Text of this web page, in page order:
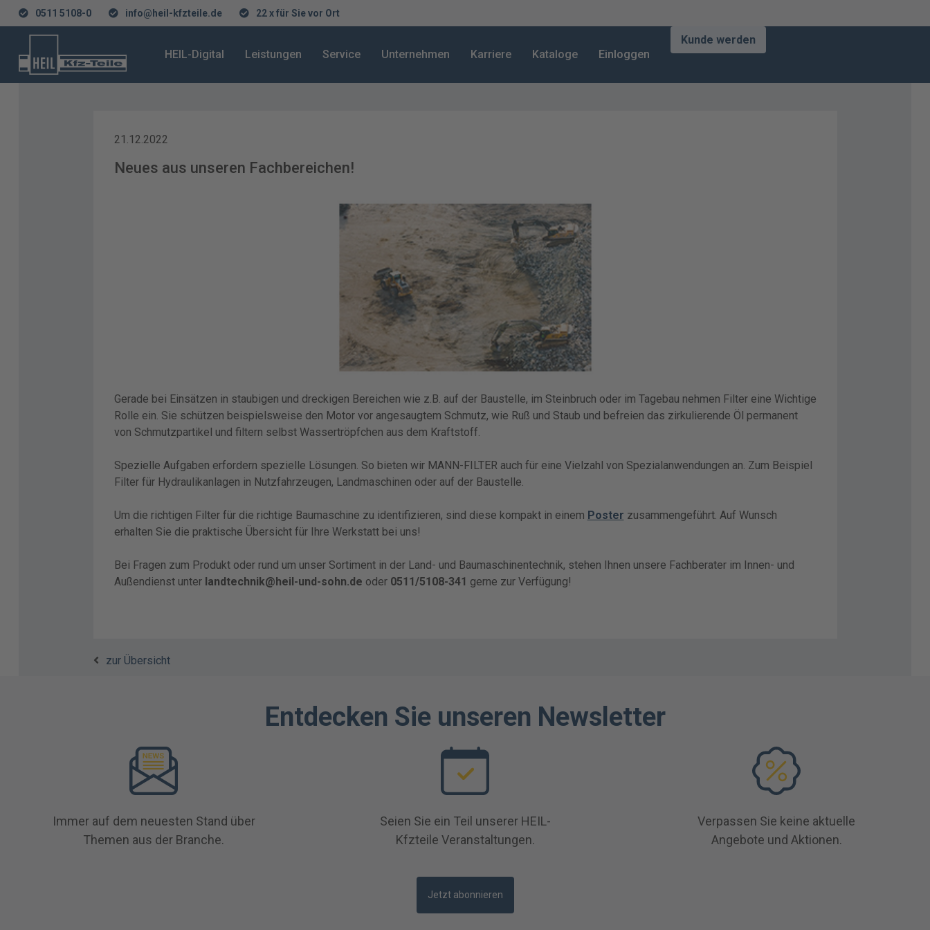
0511 5108-0 info@heil-kfzteile.de 22 x für Sie vor Ort
HEIL-Digital Leistungen Service Unternehmen Karriere Kataloge Einloggen
Kunde werden
21.12.2022
Neues aus unseren Fachbereichen!
Gerade bei Einsätzen in staubigen und dreckigen Bereichen wie z.B. auf der Baustelle, im Steinbruch oder im Tagebau nehmen Filter eine Wichtige
Rolle ein. Sie schützen beispielsweise den Motor vor angesaugtem Schmutz, wie Ruß und Staub und befreien das zirkulierende Öl permanent
von Schmutzpartikel und filtern selbst Wassertröpfchen aus dem Kraftstoff.
Spezielle Aufgaben erfordern spezielle Lösungen. So bieten wir MANN-FILTER auch für eine Vielzahl von Spezialanwendungen an. Zum Beispiel
Filter für Hydraulikanlagen in Nutzfahrzeugen, Landmaschinen oder auf der Baustelle.
Um die richtigen Filter für die richtige Baumaschine zu identifizieren, sind diese kompakt in einem Poster zusammengeführt. Auf Wunsch
erhalten Sie die praktische Übersicht für Ihre Werkstatt bei uns!
Bei Fragen zum Produkt oder rund um unser Sortiment in der Land- und Baumaschinentechnik, stehen Ihnen unsere Fachberater im Innen- und
Außendienst unter landtechnik@heil-und-sohn.de oder 0511/5108-341 gerne zur Verfügung!
zur Übersicht
Entdecken Sie unseren Newsletter
Immer auf dem neuesten Stand über
Themen aus der Branche.
Seien Sie ein Teil unserer HEIL-
Kfzteile Veranstaltungen.
Verpassen Sie keine aktuelle
Angebote und Aktionen.
Jetzt abonnieren